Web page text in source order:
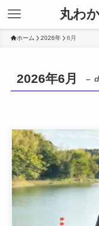
丸わ
ホーム 2026年 6月
2026年6月 –